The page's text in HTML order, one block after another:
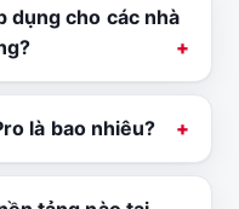
dụng cho các nhà
là bao nhiêu?